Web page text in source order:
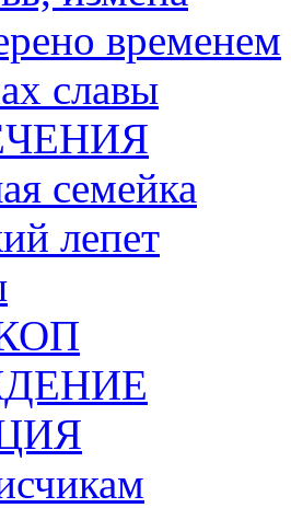
временем
славы
семейка
лепет